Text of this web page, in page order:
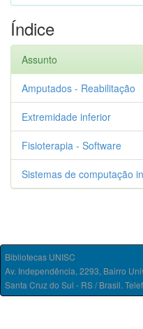
Índice
Assunto
Amputados - Reabilitação
Extremidade inferior
Fisioterapia - Software
Sistemas de computação
Bibliotecas UNISC
Av. Independência, 2293, Bairro
Santa Cruz do Sul - RS / Brasil.